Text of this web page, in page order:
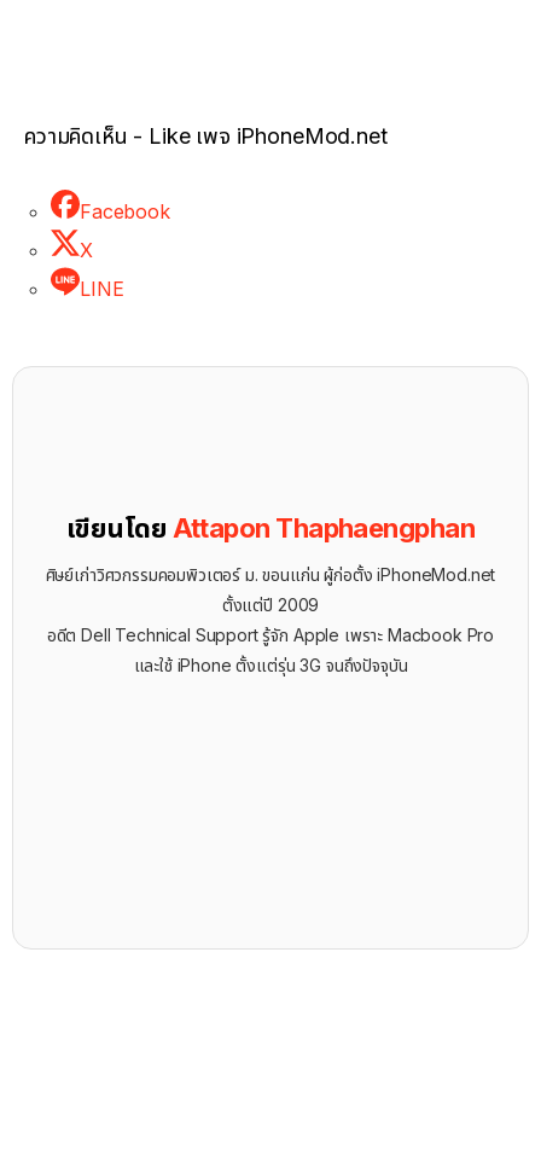
ความคิดเห็น - Like เพจ iPhoneMod.net
Facebook
X
LINE
เขียนโดย Attapon Thaphaengphan
ศิษย์เก่าวิศวกรรมคอมพิวเตอร์ ม. ขอนแก่น ผู้ก่อตั้ง iPhoneMod.net
ตั้งแต่ปี 2009
อดีต Dell Technical Support รู้จัก ​Apple เพราะ Macbook Pro
และใช้ iPhone ตั้งแต่รุ่น 3G จนถึงปัจจุบัน